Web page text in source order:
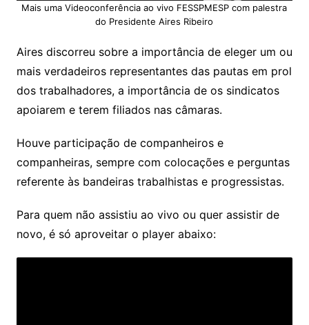
Mais uma Videoconferência ao vivo FESSPMESP com palestra
do Presidente Aires Ribeiro
Aires discorreu sobre a importância de eleger um ou
mais verdadeiros representantes das pautas em prol
dos trabalhadores, a importância de os sindicatos
apoiarem e terem filiados nas câmaras.
Houve participação de companheiros e
companheiras, sempre com colocações e perguntas
referente às bandeiras trabalhistas e progressistas.
Para quem não assistiu ao vivo ou quer assistir de
novo, é só aproveitar o player abaixo: